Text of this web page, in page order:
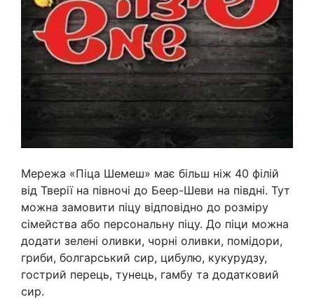
Мережа «Піца Шемеш» має більш ніж 40 філій
від Тверії на півночі до Беер-Шеви на півдні. Тут
можна замовити піцу відповідно до розміру
сімейства або персональну піцу. До піци можна
додати зелені оливки, чорні оливки, помідори,
гриби, болгарський сир, цибулю, кукурудзу,
гострий перець, тунець, гамбу та додатковий
сир.